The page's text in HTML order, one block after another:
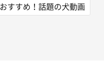
おすすめ！話題の犬動画